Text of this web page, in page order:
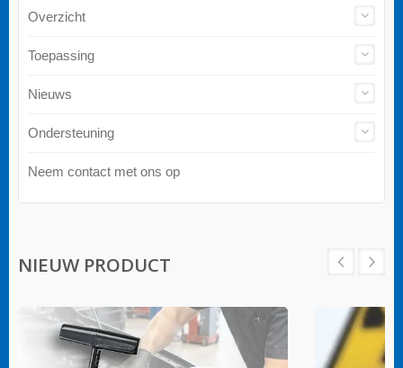
Overzicht
Toepassing
Nieuws
Ondersteuning
Neem contact met ons op
NIEUW PRODUCT